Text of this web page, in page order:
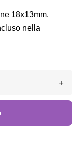
18x13mm.
nella
+